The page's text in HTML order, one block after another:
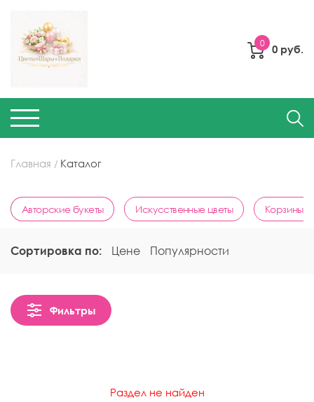
0 0 руб.
Главная Каталог
Авторские букеты Искусственные цветы Корзины
Сортировка по: Цене Популярности
Фильтры
Раздел не найден